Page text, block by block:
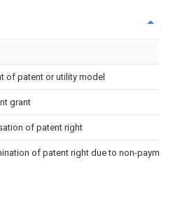
of patent or utility model
grant
of patent right
of patent right due to non-